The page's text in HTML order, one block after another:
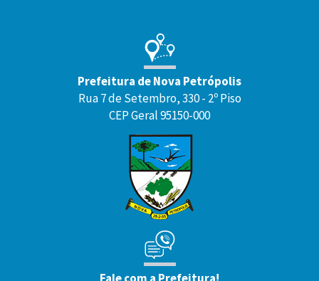
Prefeitura de Nova Petrópolis
Rua 7 de Setembro, 330 - 2º Piso
CEP Geral 95150-000